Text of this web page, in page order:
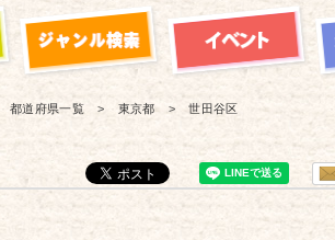
都道府県一覧 東京都
世田谷区